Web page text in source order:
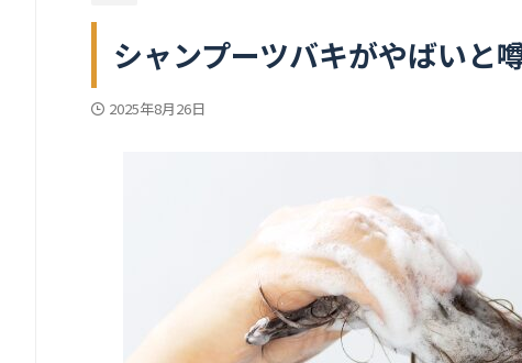
シャンプーツバキがやばいと
2025年8月26日